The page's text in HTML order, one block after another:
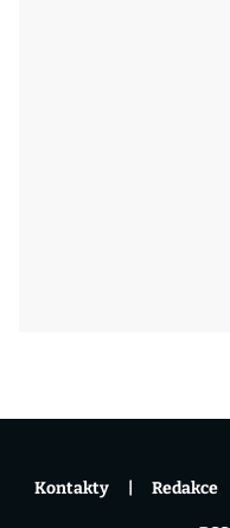
Kontakty Redakce